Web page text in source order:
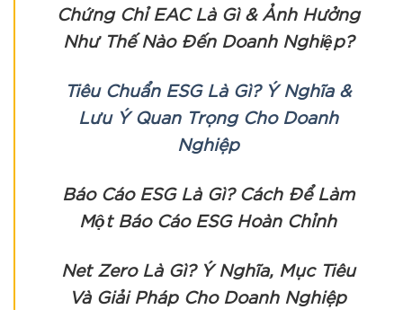
Chứng Chỉ EAC Là Gì & Ảnh Hưởng
Như Thế Nào Đến Doanh Nghiệp?
Tiêu Chuẩn ESG Là Gì? Ý Nghĩa &
Lưu Ý Quan Trọng Cho Doanh
Nghiệp
Báo Cáo ESG Là Gì? Cách Để Làm
Một Báo Cáo ESG Hoàn Chỉnh
Net Zero Là Gì? Ý Nghĩa, Mục Tiêu
Và Giải Pháp Cho Doanh Nghiệp